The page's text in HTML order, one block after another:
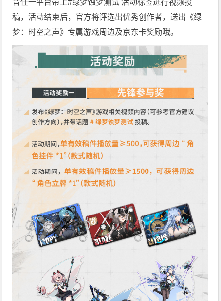
音任一平台带上#绿梦蚀梦测试 活动标签进行视频投
稿，活动结束后，官方将评选出优秀创作者，送出《绿
梦：时空之声》专属游戏周边及京东卡奖励哦。